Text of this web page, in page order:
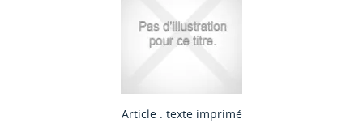
Article : texte imprimé